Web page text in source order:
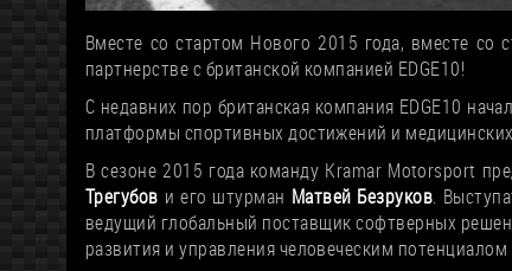
Вместе со стартом Нового 2015 года, вместе
партнерстве с британской компанией EDGE10!
С недавних пор британская компания EDGE10
платформы спортивных достижений и медицинских
В сезоне 2015 года команду Kramar Motorsport
Трегубов и его штурман Матвей Безруков .
ведущий глобальный поставщик софтверных
развития и управления человеческим